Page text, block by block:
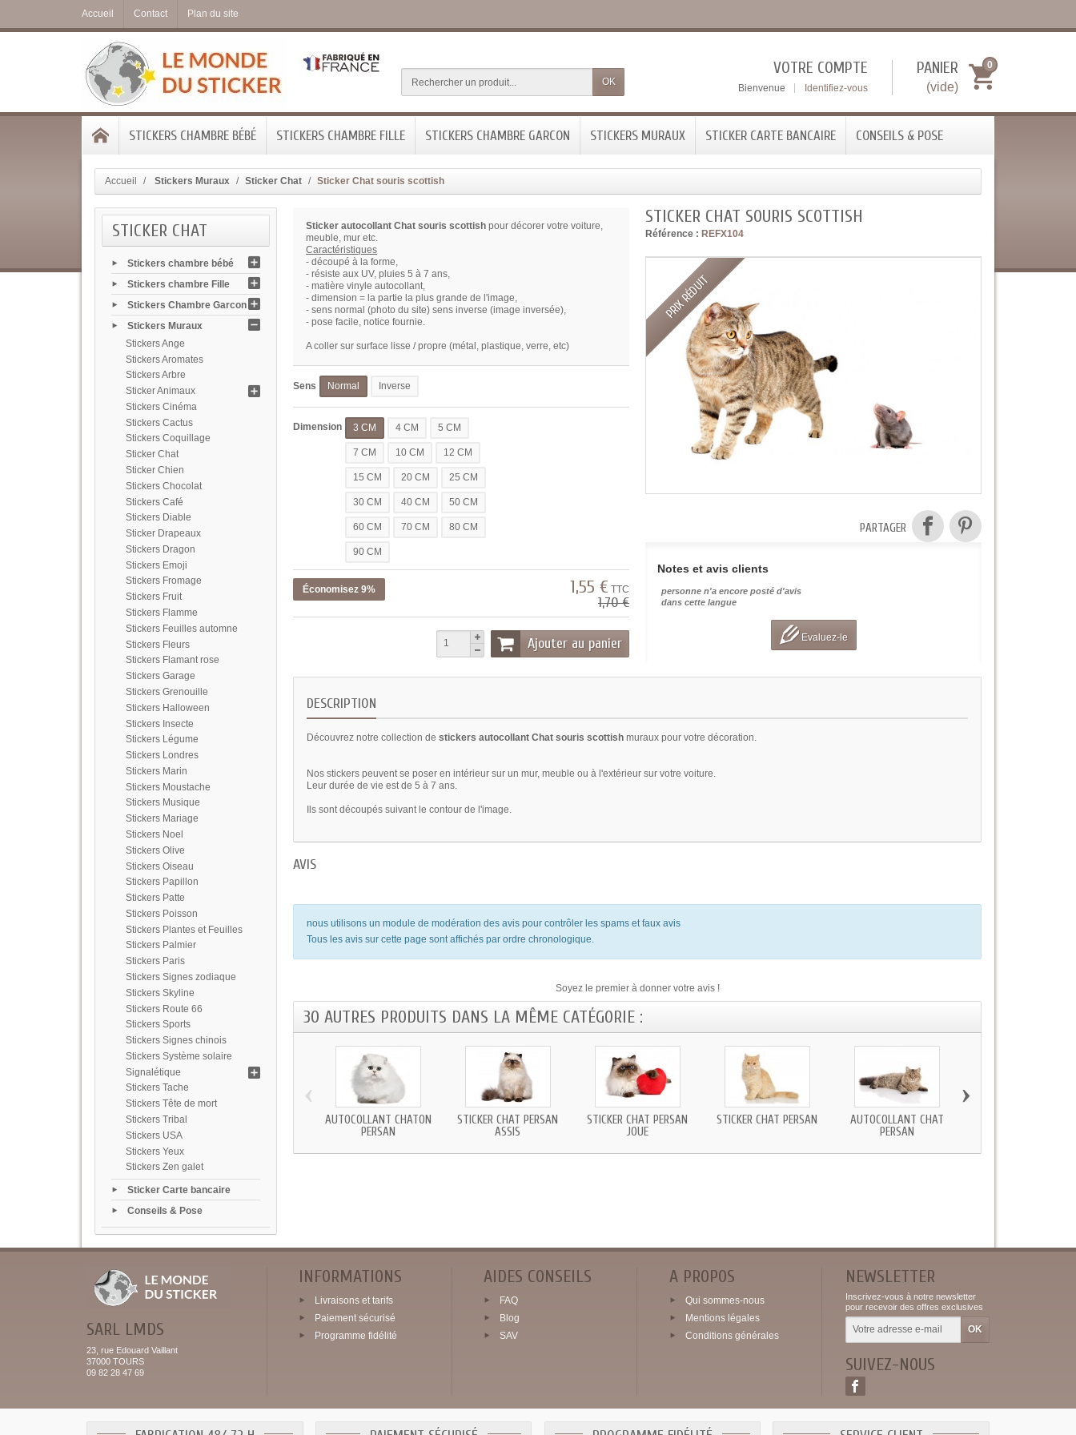
Accueil Contact Plan du site
OK
PANIER
(vide)
0
VOTRE COMPTE
Bienvenue Identifiez-vous
STICKERS CHAMBRE BÉBÉ STICKERS CHAMBRE FILLE STICKERS CHAMBRE GARCON STICKERS MURAUX STICKER CARTE BANCAIRE CONSEILS & POSE
Accueil Stickers Muraux Sticker Chat Sticker Chat souris scottish
STICKER CHAT
Stickers chambre bébé
Stickers chambre Fille
Stickers Chambre Garcon
Stickers Muraux
Stickers Ange
Stickers Aromates
Stickers Arbre
Sticker Animaux
Stickers Cinéma
Stickers Cactus
Stickers Coquillage
Sticker Chat
Sticker Chien
Stickers Chocolat
Stickers Café
Stickers Diable
Sticker Drapeaux
Stickers Dragon
Stickers Emoji
Stickers Fromage
Stickers Fruit
Stickers Flamme
Stickers Feuilles automne
Stickers Fleurs
Stickers Flamant rose
Stickers Garage
Stickers Grenouille
Stickers Halloween
Stickers Insecte
Stickers Légume
Stickers Londres
Stickers Marin
Stickers Moustache
Stickers Musique
Stickers Mariage
Stickers Noel
Stickers Olive
Stickers Oiseau
Stickers Papillon
Stickers Patte
Stickers Poisson
Stickers Plantes et Feuilles
Stickers Palmier
Stickers Paris
Stickers Signes zodiaque
Stickers Skyline
Stickers Route 66
Stickers Sports
Stickers Signes chinois
Stickers Système solaire
Signalétique
Stickers Tache
Stickers Tête de mort
Stickers Tribal
Stickers USA
Stickers Yeux
Stickers Zen galet
Sticker Carte bancaire
Conseils & Pose
STICKER CHAT SOURIS SCOTTISH
Référence : REFX104
PRIX RÉDUIT
PARTAGER
Notes et avis clients
personne n'a encore posté d'avis
dans cette langue
Evaluez-le
Sticker autocollant Chat souris scottishpour décorer votre voiture,
meuble, mur etc.
Caractéristiques
- découpé à la forme,
- résiste aux UV, pluies 5 à 7 ans,
- matière vinyle autocollant,
- dimension = la partie la plus grande de l'image,
- sens normal (photo du site) sens inverse (image inversée),
- pose facile, notice fournie.
A coller sur surface lisse / propre (métal, plastique, verre, etc)
Sens Normal Inverse
Dimension 3 CM 4 CM 5 CM
7 CM 10 CM 12 CM
15 CM 20 CM 25 CM
30 CM 40 CM 50 CM
60 CM 70 CM 80 CM
90 CM
Économisez 9% 1,55 € TTC
1,70 €
Ajouter au panier
DESCRIPTION
Découvrez notre collection de stickers autocollant Chat souris scottishmuraux pour votre décoration.
Nos stickers peuvent se poser en intérieur sur un mur, meuble ou à l'extérieur sur votre voiture.
Leur durée de vie est de 5 à 7 ans.
Ils sont découpés suivant le contour de l'image.
AVIS
nous utilisons un module de modération des avis pour contrôler les spams et faux avis
Tous les avis sur cette page sont affichés par ordre chronologique.
Soyez le premier à donner votre avis !
30 AUTRES PRODUITS DANS LA MÊME CATÉGORIE :
AUTOCOLLANT CHATON
PERSAN
STICKER CHAT PERSAN
ASSIS
STICKER CHAT PERSAN
JOUE
STICKER CHAT PERSAN
AUTOCOLLANT CHAT
PERSAN
‹ ›
SARL LMDS
23, rue Edouard Vaillant
37000 TOURS
09 82 28 47 69
INFORMATIONS
Livraisons et tarifs
Paiement sécurisé
Programme fidélité
AIDES CONSEILS
FAQ
Blog
SAV
A PROPOS
Qui sommes-nous
Mentions légales
Conditions générales
NEWSLETTER
Inscrivez-vous à notre newsletter
pour recevoir des offres exclusives
SUIVEZ-NOUS